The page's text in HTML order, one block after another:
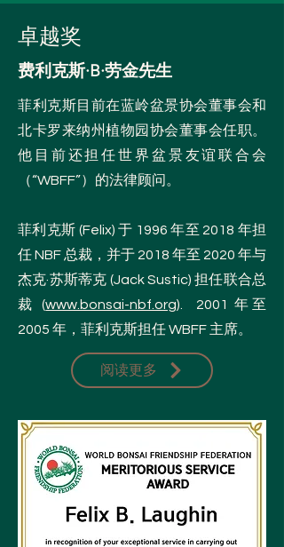
卓越奖
费利克斯·B·劳金先生
菲利克斯目前在蓝岭盆景协会董事会和
北卡罗来纳州植物园协会董事会任职。
他目前还担任世界盆景友谊联合会
（“WBFF”）的法律顾问。
菲利克斯 (Felix) 于 1996 年至 2018 年担
任 NBF 总裁，并于 2018 年至 2020 年与
杰克·苏斯蒂克 (Jack Sustic) 担任联合总
裁 (www.bonsai-nbf.org). 2001 年至
2005 年，菲利克斯担任 WBFF 主席。
阅读更多